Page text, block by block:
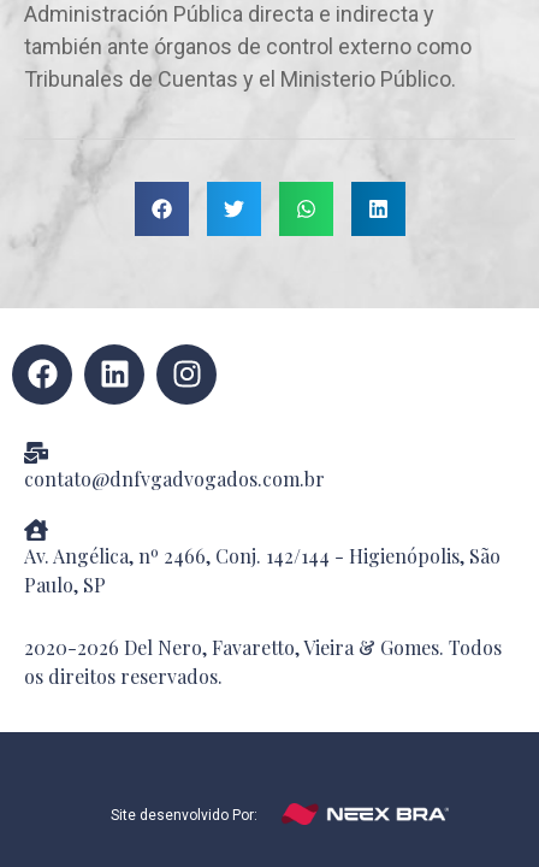
Administración Pública directa e indirecta y
también ante órganos de control externo como
Tribunales de Cuentas y el Ministerio Público.
contato@dnfvgadvogados.com.br
Av. Angélica, nº 2466, Conj. 142/144 - Higienópolis, São
Paulo, SP
2020-2026 Del Nero, Favaretto, Vieira & Gomes. Todos
os direitos reservados.
Site desenvolvido Por: